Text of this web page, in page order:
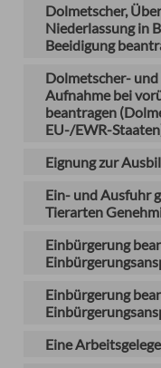
Dolmetscher,
Niederlassung in
Beeidigung
Dolmetscher-
Aufnahme bei
beantragen
EU-/EWR-
Eignung zur
Ein- und Ausfuhr
Tierarten
Einbürgerung
Einbürgerung
Eine